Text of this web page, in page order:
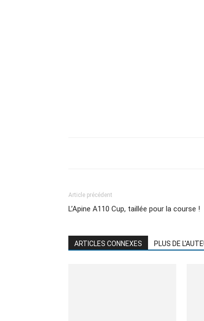
Article précédent
L’Apine A110 Cup, taillée pour la course !
ARTICLES CONNEXES PLUS DE